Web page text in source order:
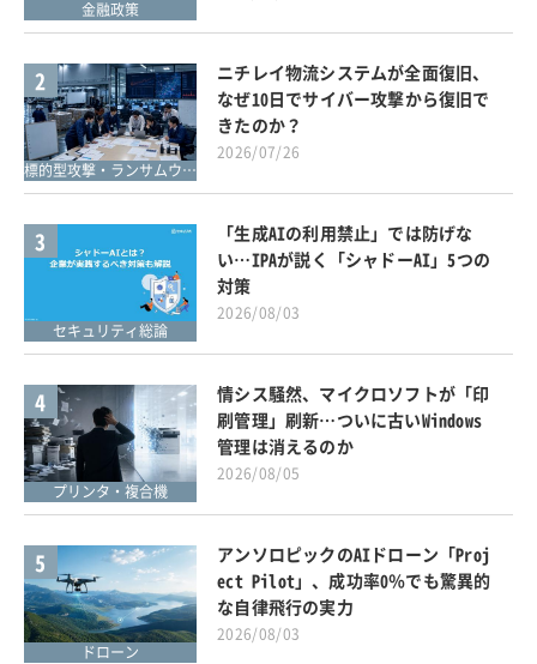
金融政策
2
標的型攻撃・ランサムウェア対策
ニチレイ物流システムが全面復旧、
なぜ10日でサイバー攻撃から復旧で
きたのか？
2026/07/26
3
セキュリティ総論
「生成AIの利用禁止」では防げな
い…IPAが説く「シャドーAI」5つの
対策
2026/08/03
4
プリンタ・複合機
情シス騒然、マイクロソフトが「印
刷管理」刷新…ついに古いWindows
管理は消えるのか
2026/08/05
5
ドローン
アンソロピックのAIドローン「Proj
ect Pilot」、成功率0％でも驚異的
な自律飛行の実力
2026/08/03